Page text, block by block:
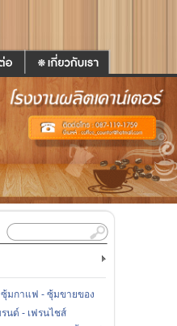
มกาแฟ - ซุ้มขายของ
นด์ - เฟรนไชส์